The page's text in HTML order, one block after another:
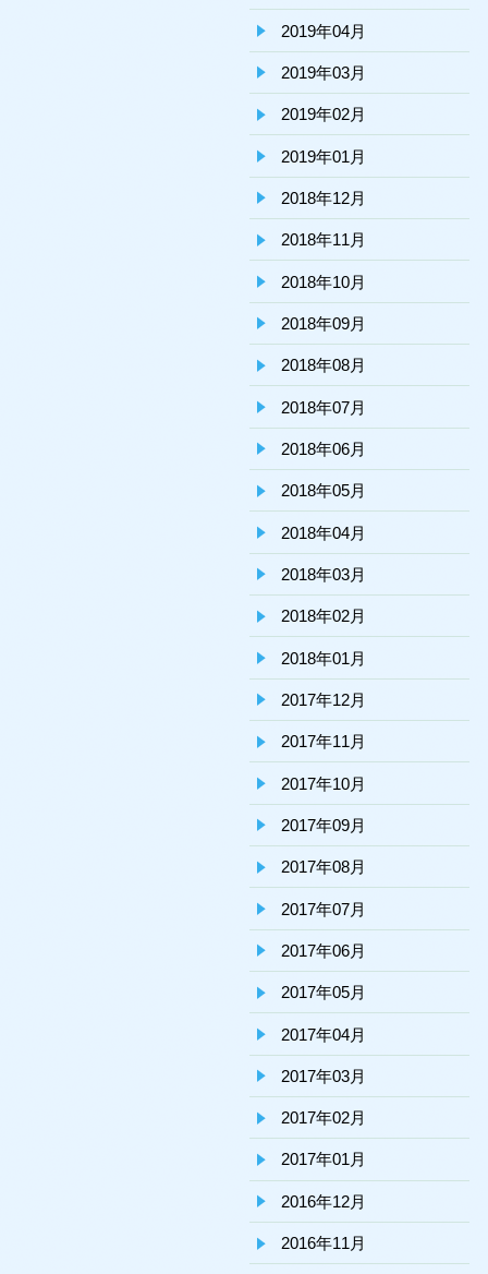
2019年04月
2019年03月
2019年02月
2019年01月
2018年12月
2018年11月
2018年10月
2018年09月
2018年08月
2018年07月
2018年06月
2018年05月
2018年04月
2018年03月
2018年02月
2018年01月
2017年12月
2017年11月
2017年10月
2017年09月
2017年08月
2017年07月
2017年06月
2017年05月
2017年04月
2017年03月
2017年02月
2017年01月
2016年12月
2016年11月